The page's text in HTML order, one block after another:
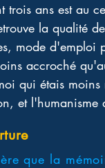
trois ans est au
la qualité
mode
accroché
qui étais
et l'humanisme
que la